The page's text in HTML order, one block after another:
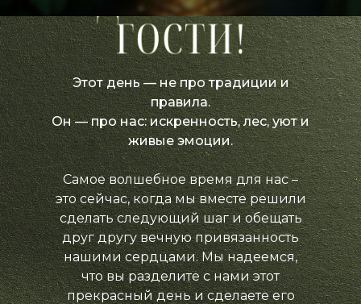
Этот день — не про традиции и
правила.
Он — про нас: искренность, лес, уют и
живые эмоции.
Самое волшебное время для нас –
это сейчас, когда мы вместе решили
сделать следующий шаг и обещать
друг другу вечную привязанность
нашими сердцами. Мы надеемся,
что вы разделите с нами этот
прекрасный день и сделаете его